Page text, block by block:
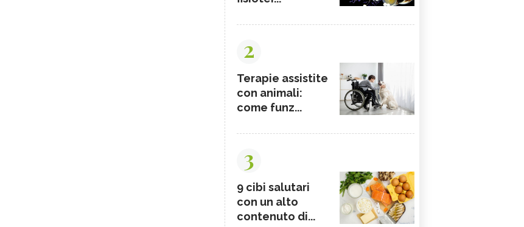
2
Terapie assistite
con animali:
come funz...
3
9 cibi salutari
con un alto
contenuto di...